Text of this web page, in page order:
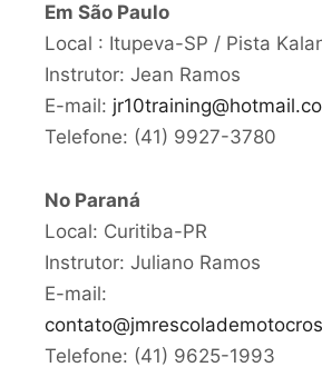
Em São Paulo
Local : Itupeva-SP / Pista
Instrutor: Jean Ramos
E-mail:
Telefone: (41) 9927-3780
No Paraná
Local: Curitiba-PR
Instrutor: Juliano Ramos
E-mail:
Telefone: (41) 9625-1993